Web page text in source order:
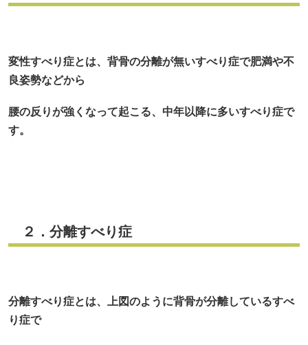
変性すべり症とは、背骨の分離が無いすべり症で肥満や不
良姿勢などから
腰の反りが強くなって起こる、中年以降に多いすべり症で
す。
２．分離すべり症
分離すべり症とは、上図のように背骨が分離しているすべ
り症で